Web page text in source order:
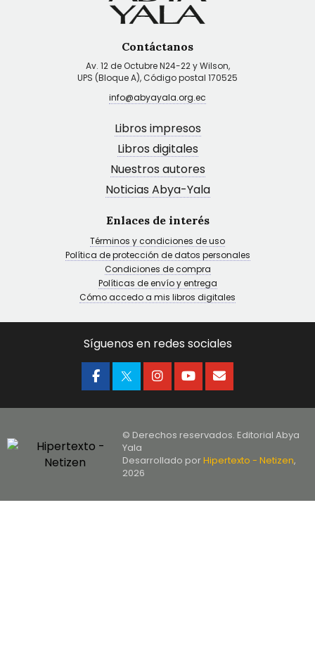
Contáctanos
Av. 12 de Octubre N24-22 y Wilson,
UPS (Bloque A), Código postal 170525
info@abyayala.org.ec
Libros impresos
Libros digitales
Nuestros autores
Noticias Abya-Yala
Enlaces de interés
Términos y condiciones de uso
Política de protección de datos personales
Condiciones de compra
Políticas de envío y entrega
Cómo accedo a mis libros digitales
Síguenos en redes sociales
© Derechos reservados. Editorial Abya
Yala
Desarrollado porHipertexto - Netizen,
2026